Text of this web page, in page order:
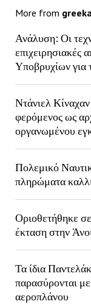
More from
Ανάλυση: Οι
επιχειρησιακές
Υποβρυχίων για
Ντάνιελ
φερόμενος ως
οργανωμένου
Πολεμικό
πληρώματα
Οριοθετήθηκε
έκταση στην
Τα ίδια
παρασύρονται
αεροπλάνου